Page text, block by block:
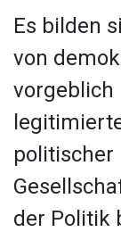
Es bilden
von
vorgeblich
politischer
der Politik